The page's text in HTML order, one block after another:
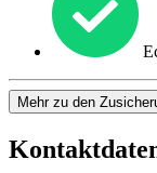
Mehr zu den